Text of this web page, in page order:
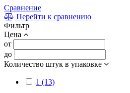
Сравнение
Перейти к сравнению
Фильтр
Цена
от
до
Количество штук в упаковке
1 (13)